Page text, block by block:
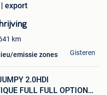
export
km
emissie zones Gisteren
2.0HDI
FULL FULL OPTION